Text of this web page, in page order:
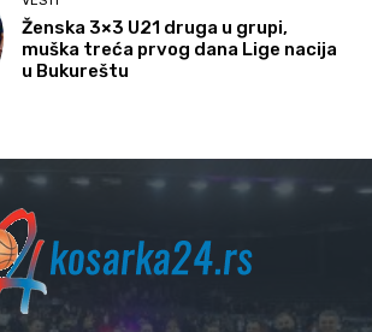
Ženska 3×3 U21 druga u grupi,
muška treća prvog dana Lige nacija
u Bukureštu